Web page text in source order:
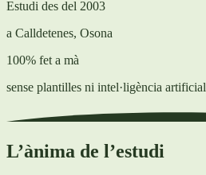
Estudi des del 2003
a Calldetenes, Osona
100% fet a mà
sense plantilles ni intel·ligència artificial
L’ànima de l’estudi